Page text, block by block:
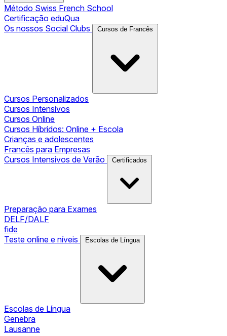
Método Swiss French School
Certificação eduQua
Os nossos Social Clubs
Cursos de Francês
Cursos Personalizados
Cursos Intensivos
Cursos Online
Cursos Híbridos: Online + Escola
Crianças e adolescentes
Francês para Empresas
Cursos Intensivos de Verão
Certificados
Preparação para Exames
DELF/DALF
fide
Teste online e níveis
Escolas de Língua
Escolas de Língua
Genebra
Lausanne